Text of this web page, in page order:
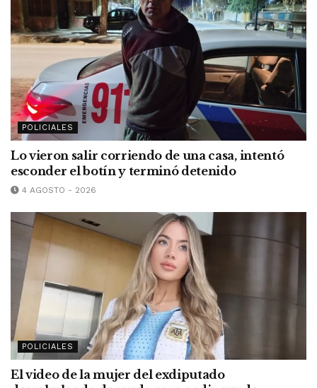
POLICIALES
Lo vieron salir corriendo de una casa, intentó
esconder el botín y terminó detenido
4 AGOSTO - 2026
POLICIALES
El video de la mujer del exdiputado